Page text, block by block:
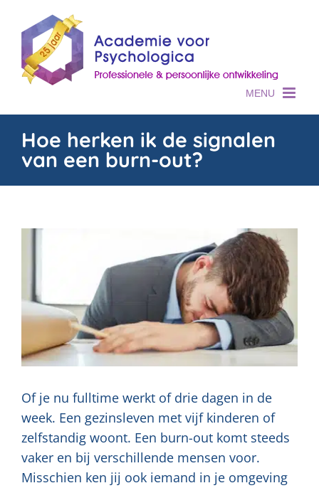
content
Hoe herken ik de signalen
van een burn-out?
Of je nu fulltime werkt of drie dagen in de
week. Een gezinsleven met vijf kinderen of
zelfstandig woont. Een burn-out komt steeds
vaker en bij verschillende mensen voor.
Misschien ken jij ook iemand in je omgeving